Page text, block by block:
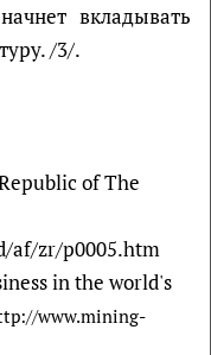
вкладывать
/3/.
of The
af/zr/p0005.htm
in the world's
www.mining-